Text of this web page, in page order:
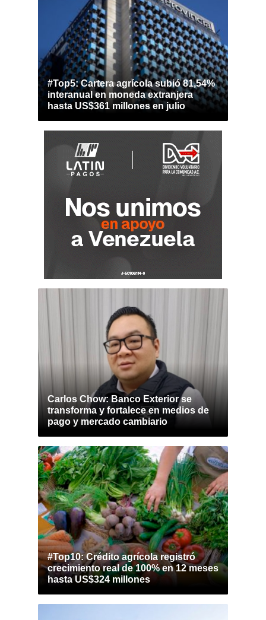
#Top5: Cartera agrícola subió 81,54%
interanual en moneda extranjera
hasta US$361 millones en julio
Carlos Chow: Banco Exterior se
transforma y fortalece en medios de
pago y mercado cambiario
#Top10: Crédito agrícola registró
crecimiento real de 100% en 12 meses
hasta US$324 millones